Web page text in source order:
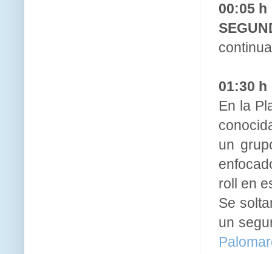
00:05 h
01:30 h
En la
un
roll en
Se
un